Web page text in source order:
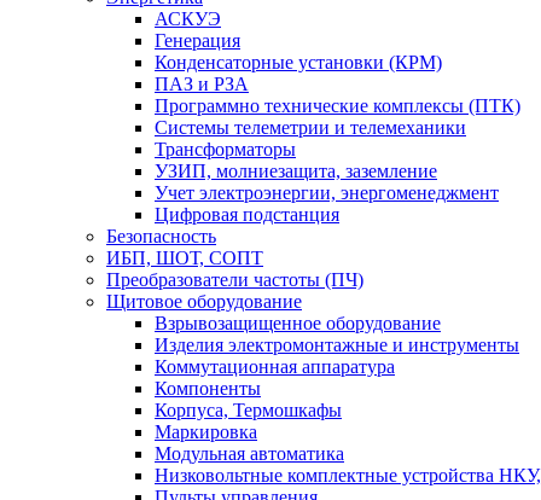
АСКУЭ
Генерация
Конденсаторные установки (КРМ)
ПАЗ и РЗА
Программно технические комплексы (ПТК)
Системы телеметрии и телемеханики
Трансформаторы
УЗИП, молниезащита, заземление
Учет электроэнергии, энергоменеджмент
Цифровая подстанция
Безопасность
ИБП, ШОТ, СОПТ
Преобразователи частоты (ПЧ)
Щитовое оборудование
Взрывозащищенное оборудование
Изделия электромонтажные и инструменты
Коммутационная аппаратура
Компоненты
Корпуса, Термошкафы
Маркировка
Модульная автоматика
Низковольтные комплектные устройства